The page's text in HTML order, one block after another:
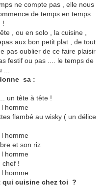
ne compte pas , elle nous
de temps en temps
!
, ou en solo , la cuisine ,
aux bon petit plat , de tout
pas oublier de ce faire plaisir
festif ou pas .... le temps de
...
sa :
un tête à tête !
flambé au wisky ( un délice
et son riz
chef !
qui cuisine chez toi ?